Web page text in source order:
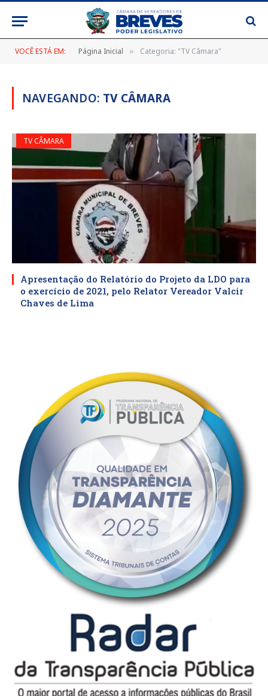
VOCÊ ESTÁ EM: Página Inicial » Categoria: "TV Câmara"
NAVEGANDO: TV CÂMARA
TV CÂMARA
Apresentação do Relatório do Projeto da LDO para
o exercício de 2021, pelo Relator Vereador Valcir
Chaves de Lima